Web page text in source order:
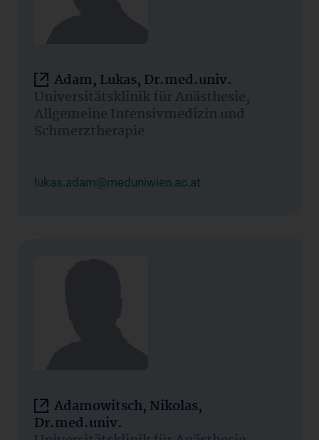
Adam, Lukas, Dr.med.univ.
Universitätsklinik für Anästhesie,
Allgemeine Intensivmedizin und
Schmerztherapie
lukas.adam@meduniwien.ac.at
Adamowitsch, Nikolas,
Dr.med.univ.